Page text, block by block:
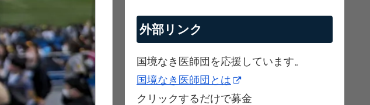
外部リンク
国境なき医師団を応援しています。
国境なき医師団とは
クリックするだけで募金